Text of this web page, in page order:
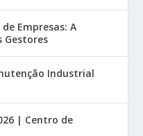
Empresas: A
Gestores
Industrial
| Centro de